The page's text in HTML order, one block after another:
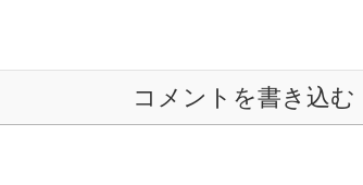
コメントを書き込む